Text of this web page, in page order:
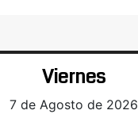
Viernes
7 de Agosto de 2026